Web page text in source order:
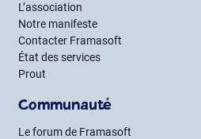
L’association
Notre manifeste
Contacter Framasoft
État des services
Prout
Communauté
Le forum de Framasoft